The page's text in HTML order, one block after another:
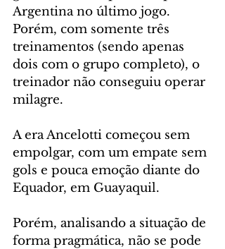
Argentina no último jogo.
Porém, com somente três
treinamentos (sendo apenas
dois com o grupo completo), o
treinador não conseguiu operar
milagre.
A era Ancelotti começou sem
empolgar, com um empate sem
gols e pouca emoção diante do
Equador, em Guayaquil.
Porém, analisando a situação de
forma pragmática, não se pode